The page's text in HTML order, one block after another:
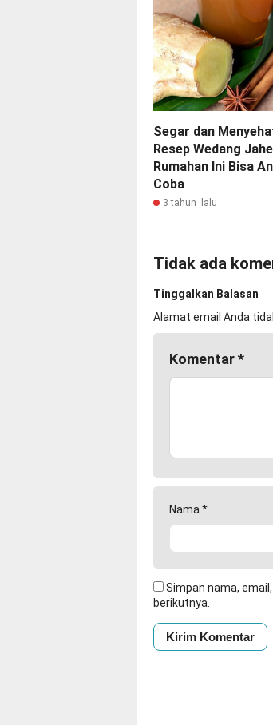
Segar dan
Resep Wedang Jahe
Rumahan Ini Bisa
Coba
3 tahun lalu
Tidak ada
Tinggalkan Balasan
Alamat email Anda
Komentar*
Nama *
Simpan nama,
berikutnya.